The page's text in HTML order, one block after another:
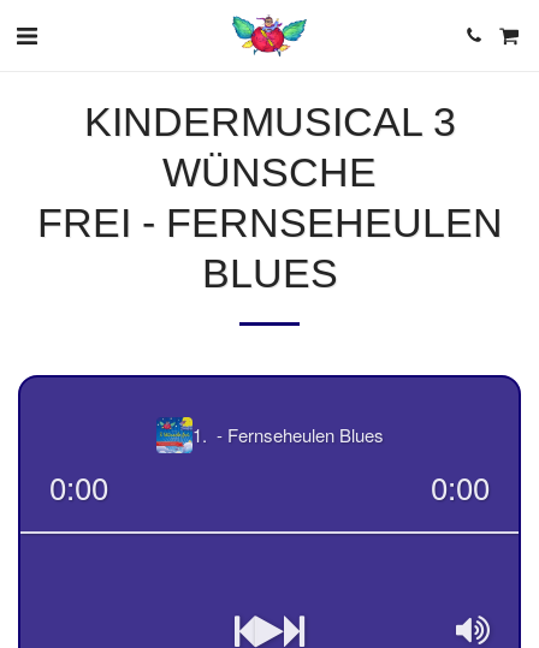
KINDERMUSICAL 3
WÜNSCHE
FREI - FERNSEHEULEN
BLUES